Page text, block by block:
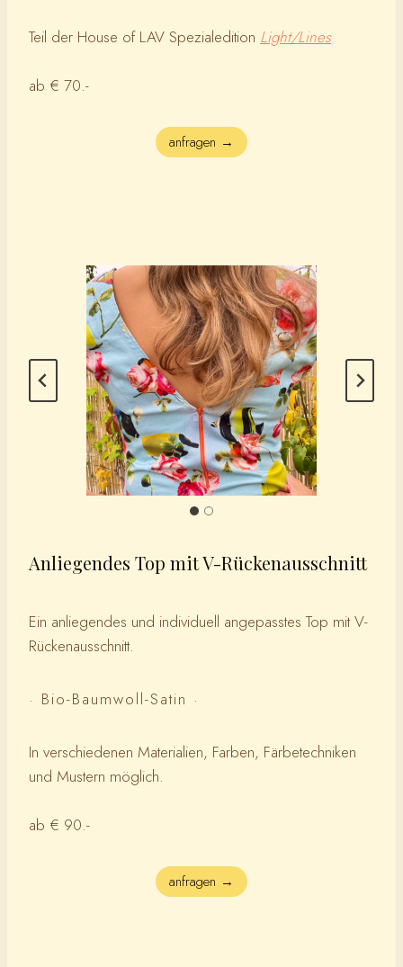
Teil der House of LAV Spezialedition Light/Lines
ab € 70.-
anfragen →
Anliegendes Top mit V-Rückenausschnitt
Ein anliegendes und individuell angepasstes Top mit V-
Rückenausschnitt.
· Bio-Baumwoll-Satin ·
In verschiedenen Materialien, Farben, Färbetechniken
und Mustern möglich.
ab € 90.-
anfragen →